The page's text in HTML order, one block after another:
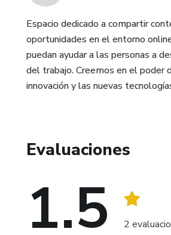
Espacio dedicado a compartir
oportunidades en el entorno
puedan ayudar a las personas a
del trabajo. Creemos en el poder
innovación y las nuevas
Evaluaciones
1.5 2